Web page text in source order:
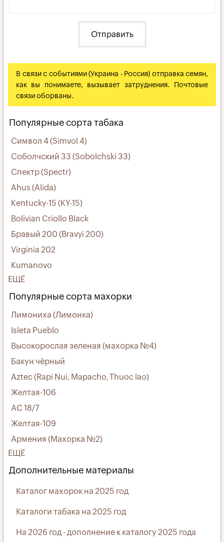
В связи с событиями (Украина - Россия) отправка семян,
как вы понимаете, вызывает затруднения. Почтовые
связи оборваны.
Популярные сорта табака
Символ 4 (Simvol 4)
Соболчский 33 (Sobolchski 33)
Спектр (Spectr)
Ahus (Alida)
Kentucky-15 (KY-15)
Bolivian Criollo Black
Бравый 200 (Bravyi 200)
Virginia 202
Kumanovo
ЕЩЁ
Популярные сорта махорки
Лимониха (Лимонка)
Isleta Pueblo
Высокорослая зеленая (махорка №4)
Бакун чёрный
Aztec (Rapi Nui, Mapacho, Thuoc lao)
Желтая-106
АС 18/7
Желтая-109
Армения (Махорка №2)
ЕЩЁ
Дополнительные материалы
Каталог махорок на 2025 год
Каталоги табака на 2025 год
На 2026 год - дополнение к каталогу 2025 года